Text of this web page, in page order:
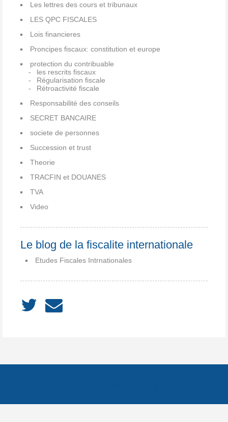
Les lettres des cours et tribunaux
LES QPC FISCALES
Lois financieres
Proncipes fiscaux: constitution et europe
protection du contribuable
les rescrits fiscaux
Régularisation fiscale
Rétroactivité fiscale
Responsabilité des conseils
SECRET BANCAIRE
societe de personnes
Succession et trust
Theorie
TRACFIN et DOUANES
TVA
Video
Le blog de la fiscalite internationale
Etudes Fiscales Intrnationales